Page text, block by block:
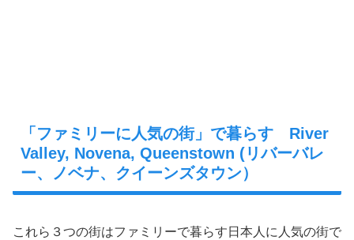
「ファミリーに人気の街」で暮らす River
Valley, Novena, Queenstown (リバーバレ
ー、ノベナ、クイーンズタウン）
これら３つの街はファミリーで暮らす日本人に人気の街で